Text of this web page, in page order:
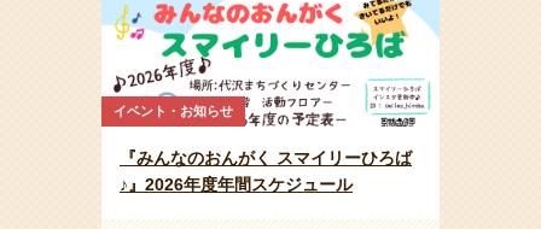
イベント・お知らせ
『みんなのおんがく スマイリーひろば
♪』2026年度年間スケジュール